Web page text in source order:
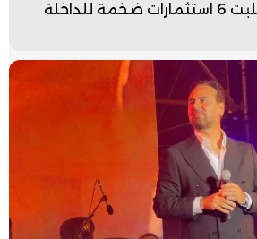
أخنوش: الحكومة جلبت 6 استثمارات ضخمة للداخلة